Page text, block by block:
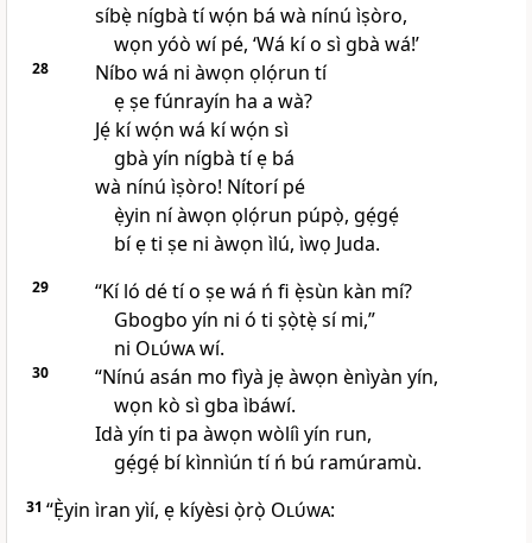
síbẹ̀ nígbà tí wọ́n bá wà nínú ìṣòro,
wọn yóò wí pé, ‘Wá kí o sì gbà wá!’
28
Níbo wá ni àwọn ọlọ́run tí
ẹ ṣe fúnrayín ha a wà?
Jẹ́ kí wọ́n wá kí wọ́n sì
gbà yín nígbà tí ẹ bá
wà nínú ìṣòro! Nítorí pé
ẹ̀yin ní àwọn ọlọ́run púpọ̀, gẹ́gẹ́
bí ẹ ti ṣe ni àwọn ìlú, ìwọ Juda.
29
“Kí ló dé tí o ṣe wá ń fi ẹ̀sùn kàn mí?
Gbogbo yín ni ó ti ṣọ̀tẹ̀ sí mi,”
ni Olúwawí.
30
“Nínú asán mo fìyà jẹ àwọn ènìyàn yín,
wọn kò sì gba ìbáwí.
Idà yín ti pa àwọn wòlíì yín run,
gẹ́gẹ́ bí kìnnìún tí ń bú ramúramù.
31 “Ẹ̀yin ìran yìí, ẹ kíyèsi ọ̀rọ̀ Olúwa: